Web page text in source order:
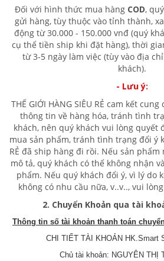
Đối với hình thức mua hàng COD,
gửi hàng, tùy thuộc vào tỉnh thành,
động từ 30.000 - 150.000 vnđ (quý
cụ thể tiền ship khi đặt hàng), thời
từ 3-5 ngày làm việc (tùy vào địa
khách).
- Lưu ý:
THẾ GIỚI HÀNG SIÊU RẺ cam kết
thông tin về hàng hóa, tránh tình
khách, nên quý khách vui lòng quyết
mua sản phẩm, tránh tình trạng đổi ý
RẺ đã ship hàng đi rồi. Nếu sản
mô tả, quý khách có thể không nhận
phẩm. Nếu quý khách đổi ý, vì lý do
không có nhu cầu nữa, v..v.., vui
2. Chuyển Khoản qua tài
Thông tin số tài khoản thanh toán
CHI TIẾT TÀI KHOẢN HK.Smart
Chủ tài khoản: NGUYÊN THỊ